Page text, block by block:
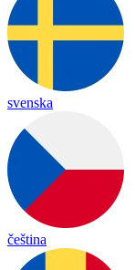
svenska
čeština